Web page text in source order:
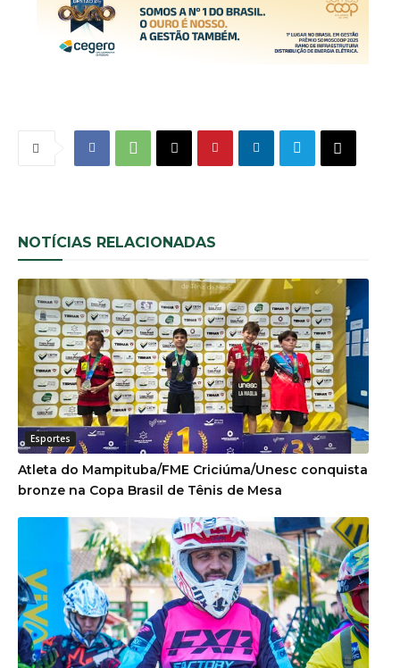
NOTÍCIAS RELACIONADAS
Esportes
Atleta do Mampituba/FME Criciúma/Unesc conquista
bronze na Copa Brasil de Tênis de Mesa